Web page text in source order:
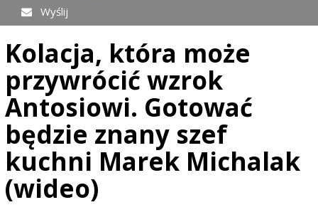
Wyślij
Kolacja, która może
przywrócić wzrok
Antosiowi. Gotować
będzie znany szef
kuchni Marek Michalak
(wideo)